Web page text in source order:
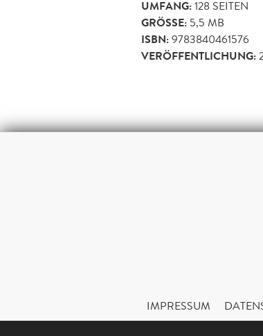
UMFANG:128 SEITEN
GRÖSSE: 5,5 MB
ISBN:9783840461576
VERÖFFENTLICHUNG:
IMPRESSUM